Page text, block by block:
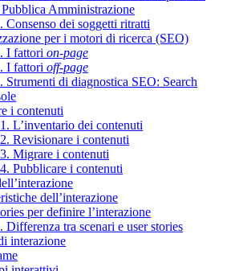
Amministrazione
Consenso dei soggetti ritratti
per i motori di ricerca (SEO)
I fattori on-page
I fattori off-page
Strumenti di diagnostica SEO: Search
i contenuti
L’inventario dei contenuti
Revisionare i contenuti
Migrare i contenuti
Pubblicare i contenuti
dell’interazione
per definire l’interazione
Differenza tra scenari e user stories
interazione